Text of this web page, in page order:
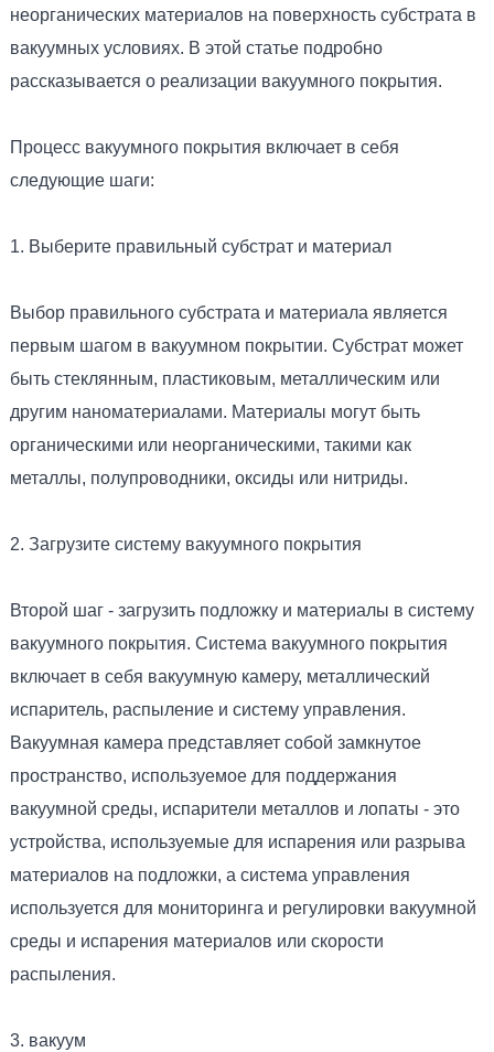
неорганических материалов на поверхность субстрата в
вакуумных условиях. В этой статье подробно
рассказывается о реализации вакуумного покрытия.
Процесс вакуумного покрытия включает в себя
следующие шаги:
1. Выберите правильный субстрат и материал
Выбор правильного субстрата и материала является
первым шагом в вакуумном покрытии. Субстрат может
быть стеклянным, пластиковым, металлическим или
другим наноматериалами. Материалы могут быть
органическими или неорганическими, такими как
металлы, полупроводники, оксиды или нитриды.
2. Загрузите систему вакуумного покрытия
Второй шаг - загрузить подложку и материалы в систему
вакуумного покрытия. Система вакуумного покрытия
включает в себя вакуумную камеру, металлический
испаритель, распыление и систему управления.
Вакуумная камера представляет собой замкнутое
пространство, используемое для поддержания
вакуумной среды, испарители металлов и лопаты - это
устройства, используемые для испарения или разрыва
материалов на подложки, а система управления
используется для мониторинга и регулировки вакуумной
среды и испарения материалов или скорости
распыления.
3. вакуум